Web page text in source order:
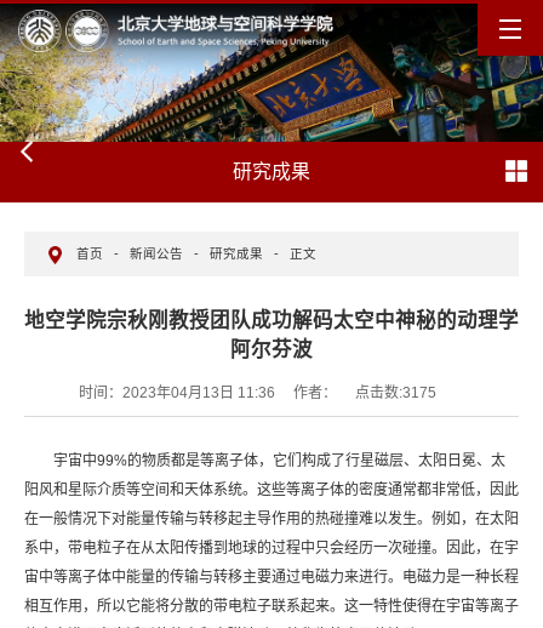
研究成果
首页 - 新闻公告 - 研究成果 - 正文
地空学院宗秋刚教授团队成功解码太空中神秘的动理学
阿尔芬波
时间：2023年04月13日 11:36 作者： 点击数:3175
宇宙中99%的物质都是等离子体，它们构成了行星磁层、太阳日冕、太
阳风和星际介质等空间和天体系统。这些等离子体的密度通常都非常低，因此
在一般情况下对能量传输与转移起主导作用的热碰撞难以发生。例如，在太阳
系中，带电粒子在从太阳传播到地球的过程中只会经历一次碰撞。因此，在宇
宙中等离子体中能量的传输与转移主要通过电磁力来进行。电磁力是一种长程
相互作用，所以它能将分散的带电粒子联系起来。这一特性使得在宇宙等离子